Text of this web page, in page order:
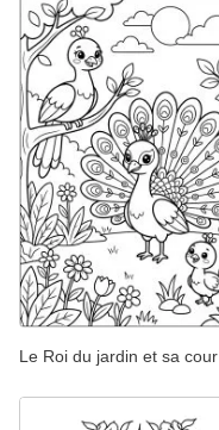
Le Roi du jardin et sa cour